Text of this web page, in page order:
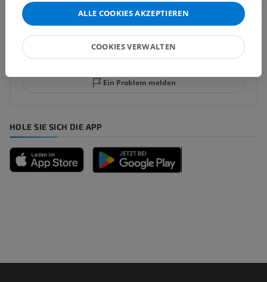
Sie haben einen Fehler gefunden?
Sie können gerne eine Berichtigung, Übersetzung oder
inhaltliche Verbesserung vorschlagen.
Ein Problem melden
HOLE SIE SICH DIE APP
ALLE COOKIES AKZEPTIEREN
COOKIES VERWALTEN